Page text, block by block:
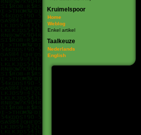
Kruimelspoor
Home
Weblog
Enkel artikel
Taalkeuze
Nederlands
English